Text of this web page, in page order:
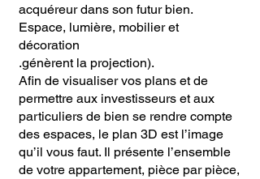
acquéreur dans son futur bien.
Espace, lumière, mobilier et
décoration
.génèrent la projection).
Afin de visualiser vos plans et de
permettre aux investisseurs et aux
particuliers de bien se rendre compte
des espaces, le plan 3D est l’image
qu’il vous faut. Il présente l’ensemble
de votre appartement, pièce par pièce,